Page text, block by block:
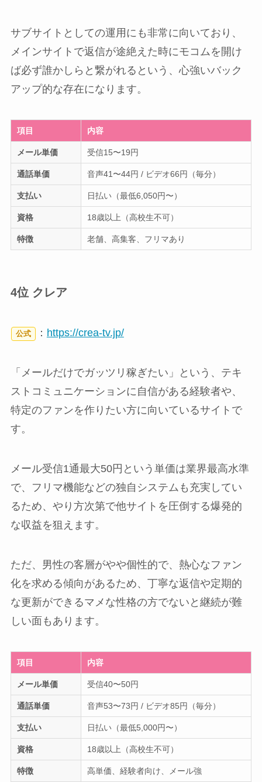
サブサイトとしての運用にも非常に向いており、
メインサイトで返信が途絶えた時にモコムを開け
ば必ず誰かしらと繋がれるという、心強いバック
アップ的な存在になります。
項目 内容
メール単価 受信15〜19円
通話単価 音声41〜44円 / ビデオ66円（毎分）
支払い 日払い（最低6,050円〜）
資格 18歳以上（高校生不可）
特徴 老舗、高集客、フリマあり
4位 クレア
公式 ： https://crea-tv.jp/
「メールだけでガッツリ稼ぎたい」という、テキ
ストコミュニケーションに自信がある経験者や、
特定のファンを作りたい方に向いているサイトで
す。
メール受信1通最大50円という単価は業界最高水準
で、フリマ機能などの独自システムも充実してい
るため、やり方次第で他サイトを圧倒する爆発的
な収益を狙えます。
ただ、男性の客層がやや個性的で、熱心なファン
化を求める傾向があるため、丁寧な返信や定期的
な更新ができるマメな性格の方でないと継続が難
しい面もあります。
項目 内容
メール単価 受信40〜50円
通話単価 音声53〜73円 / ビデオ85円（毎分）
支払い 日払い（最低5,000円〜）
資格 18歳以上（高校生不可）
特徴 高単価、経験者向け、メール強